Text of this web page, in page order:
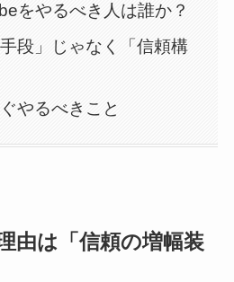
をやるべき人は誰か？
段」じゃなく「信頼構
やるべきこと
由は「信頼の増幅装